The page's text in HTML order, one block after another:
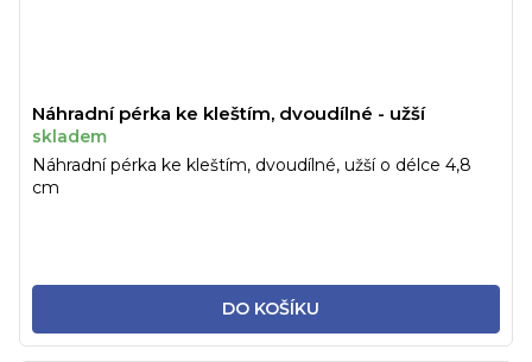
Náhradní pérka ke kleštím, dvoudílné - užší
skladem
DO KOŠÍKU
Náhradní pérka ke kleštím, dvoudílné, užší o délce 4,8
cm